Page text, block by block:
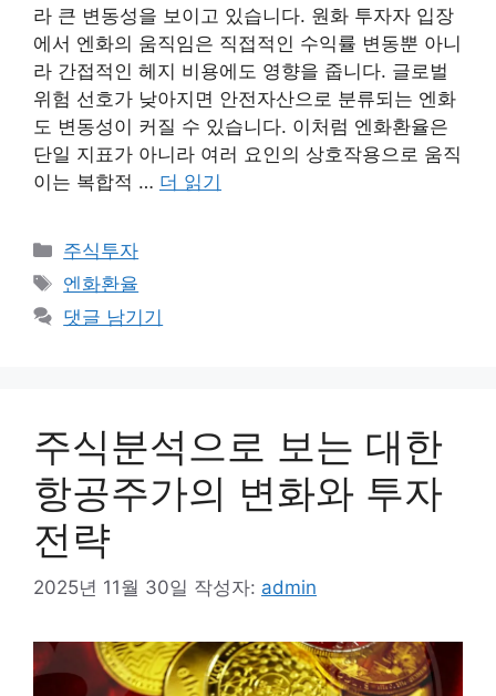
라 큰 변동성을 보이고 있습니다. 원화 투자자 입장
에서 엔화의 움직임은 직접적인 수익률 변동뿐 아니
라 간접적인 헤지 비용에도 영향을 줍니다. 글로벌
위험 선호가 낮아지면 안전자산으로 분류되는 엔화
도 변동성이 커질 수 있습니다. 이처럼 엔화환율은
단일 지표가 아니라 여러 요인의 상호작용으로 움직
이는 복합적 … 더 읽기
카
테
리
주식투자
태
그
엔화환율
댓글 남기기
주식분석으로 보는 대한
항공주가의 변화와 투자
전략
2025년 11월 30일 작성자: admin